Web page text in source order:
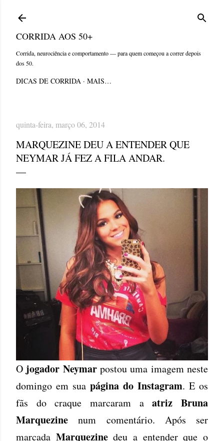
CORRIDA AOS 50+
Corrida, neurociência e comportamento — para quem começou a correr depois
dos 50.
DICAS DE CORRIDA MAIS…
quinta-feira, março 06, 2014
MARQUEZINE DEU A ENTENDER QUE
NEYMAR JÁ FEZ A FILA ANDAR.
O jogador Neymarpostou uma imagem neste
domingo em sua página do Instagram. E os
fãs do craque marcaram aatriz Bruna
Marquezine num comentário. Após ser
marcada Marquezinedeu a entender que o